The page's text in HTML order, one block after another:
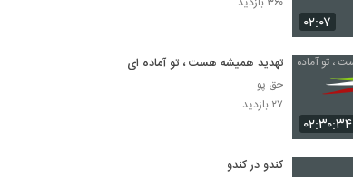
۰۲:۰۷
۰۲:۳۰:۳۴
تهدید همیشه هست ، تو آماده ای ؟
حق پو
۲۷ بازدید
کندو در کندو